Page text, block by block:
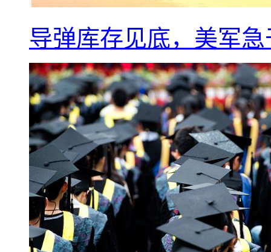
导弹库存见底，美军